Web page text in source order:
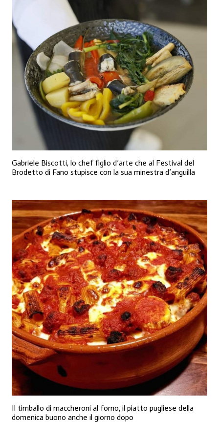
Gabriele Biscotti, lo chef figlio d’arte che al Festival del
Brodetto di Fano stupisce con la sua minestra d’anguilla
Il timballo di maccheroni al forno, il piatto pugliese della
domenica buono anche il giorno dopo